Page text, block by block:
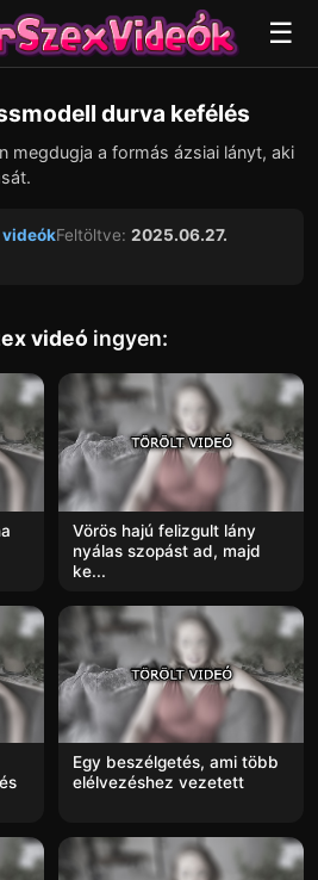
☰
▶
durva kefélés
megdugja a formás ázsiai lányt, aki
videókFeltöltve: 2025.06.27.
videó ingyen:
Vörös hajú felizgult lány
nyálas szopást ad, majd
ke...
Egy beszélgetés, ami több
elélvezéshez vezetett